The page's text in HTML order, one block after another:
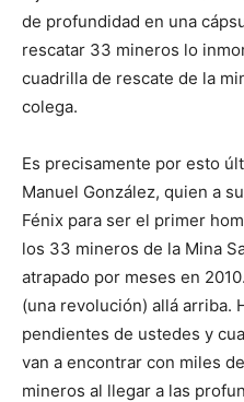
de profundidad en una
rescatar 33 mineros lo
cuadrilla de rescate de la
colega.
Es precisamente por esto
Manuel González, quien a
Fénix para ser el primer
los 33 mineros de la Mina
atrapado por meses en
(una revolución) allá arriba.
pendientes de ustedes y
van a encontrar con miles
mineros al llegar a las